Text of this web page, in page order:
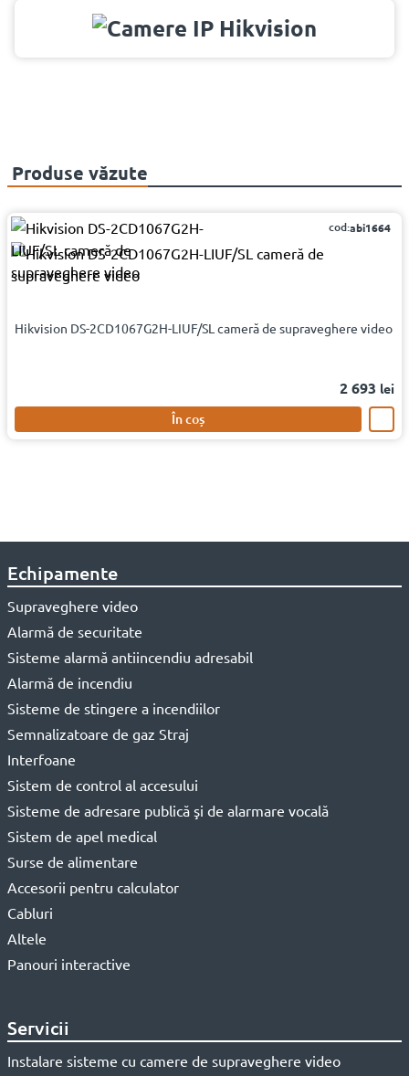
Produse văzute
cod:abi1664
Hikvision DS-2CD1067G2H-LIUF/SL cameră de supraveghere video
2 693 lei
În coș
Echipamente
Supraveghere video
Alarmă de securitate
Sisteme alarmă antiincendiu adresabil
Alarmă de incendiu
Sisteme de stingere a incendiilor
Semnalizatoare de gaz Straj
Interfoane
Sistem de control al accesului
Sisteme de adresare publică şi de alarmare vocală
Sistem de apel medical
Surse de alimentare
Accesorii pentru calculator
Cabluri
Altele
Panouri interactive
Servicii
Instalare sisteme cu camere de supraveghere video